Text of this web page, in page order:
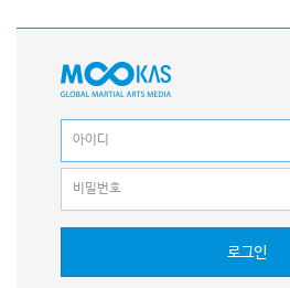
로그인